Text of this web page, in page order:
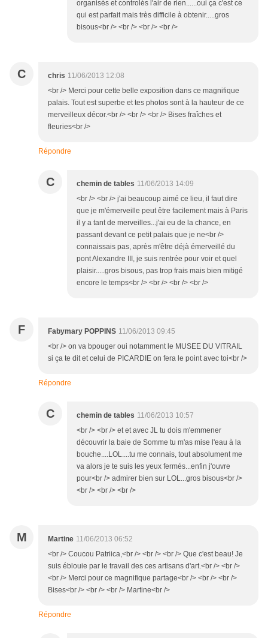
organisés et controlés l'air de rien......oui ça c'est ce
qui est parfait mais très difficile à obtenir.....gros
bisous<br /> <br /> <br /> <br />
C chris 11/06/2013 12:08
<br /> Merci pour cette belle exposition dans ce magnifique
palais. Tout est superbe et tes photos sont à la hauteur de ce
merveilleux décor.<br /> <br /> <br /> Bises fraîches et
fleuries<br />
Répondre
C chemin de tables 11/06/2013 14:09
<br /> <br /> j'ai beaucoup aimé ce lieu, il faut dire
que je m'émerveille peut être facilement mais à Paris
il y a tant de merveilles...j'ai eu de la chance, en
passant devant ce petit palais que je ne<br />
connaissais pas, après m'être déjà émerveillé du
pont Alexandre III, je suis rentrée pour voir et quel
plaisir.....gros bisous, pas trop frais mais bien mitigé
encore le temps<br /> <br /> <br /> <br />
F Fabymary POPPINS 11/06/2013 09:45
<br /> on va bpouger oui notamment le MUSEE DU VITRAIL
si ça te dit et celui de PICARDIE on fera le point avec toi<br />
Répondre
C chemin de tables 11/06/2013 10:57
<br /> <br /> et et avec JL tu dois m'emmener
découvrir la baie de Somme tu m'as mise l'eau à la
bouche....LOL....tu me connais, tout absolument me
va alors je te suis les yeux fermés...enfin j'ouvre
pour<br /> admirer bien sur LOL...gros bisous<br />
<br /> <br /> <br />
M Martine 11/06/2013 06:52
<br /> Coucou Patriica,<br /> <br /> <br /> Que c'est beau! Je
suis éblouie par le travail des ces artisans d'art.<br /> <br />
<br /> Merci pour ce magnifique partage<br /> <br /> <br />
Bises<br /> <br /> <br /> Martine<br />
Répondre